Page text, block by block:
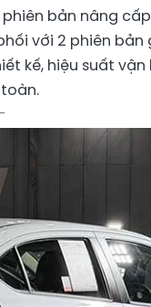
bản nâng
với 2 phiên bản
kế, hiệu suất